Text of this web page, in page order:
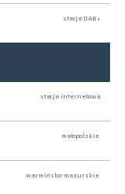
stacja DAB+
stacja internetowa
małopolskie
warmińsko-mazurskie